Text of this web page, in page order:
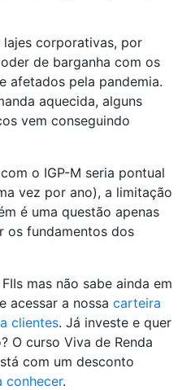
corporativas, por
de barganha com os
afetados pela pandemia.
aquecida, alguns
vem conseguindo
o IGP-M seria pontual
vez por ano), a limitação
é uma questão apenas
os fundamentos dos
mas não sabe ainda em
acessar a nossa carteira
clientes. Já investe e quer
O curso Viva de Renda
com um desconto
conhecer.